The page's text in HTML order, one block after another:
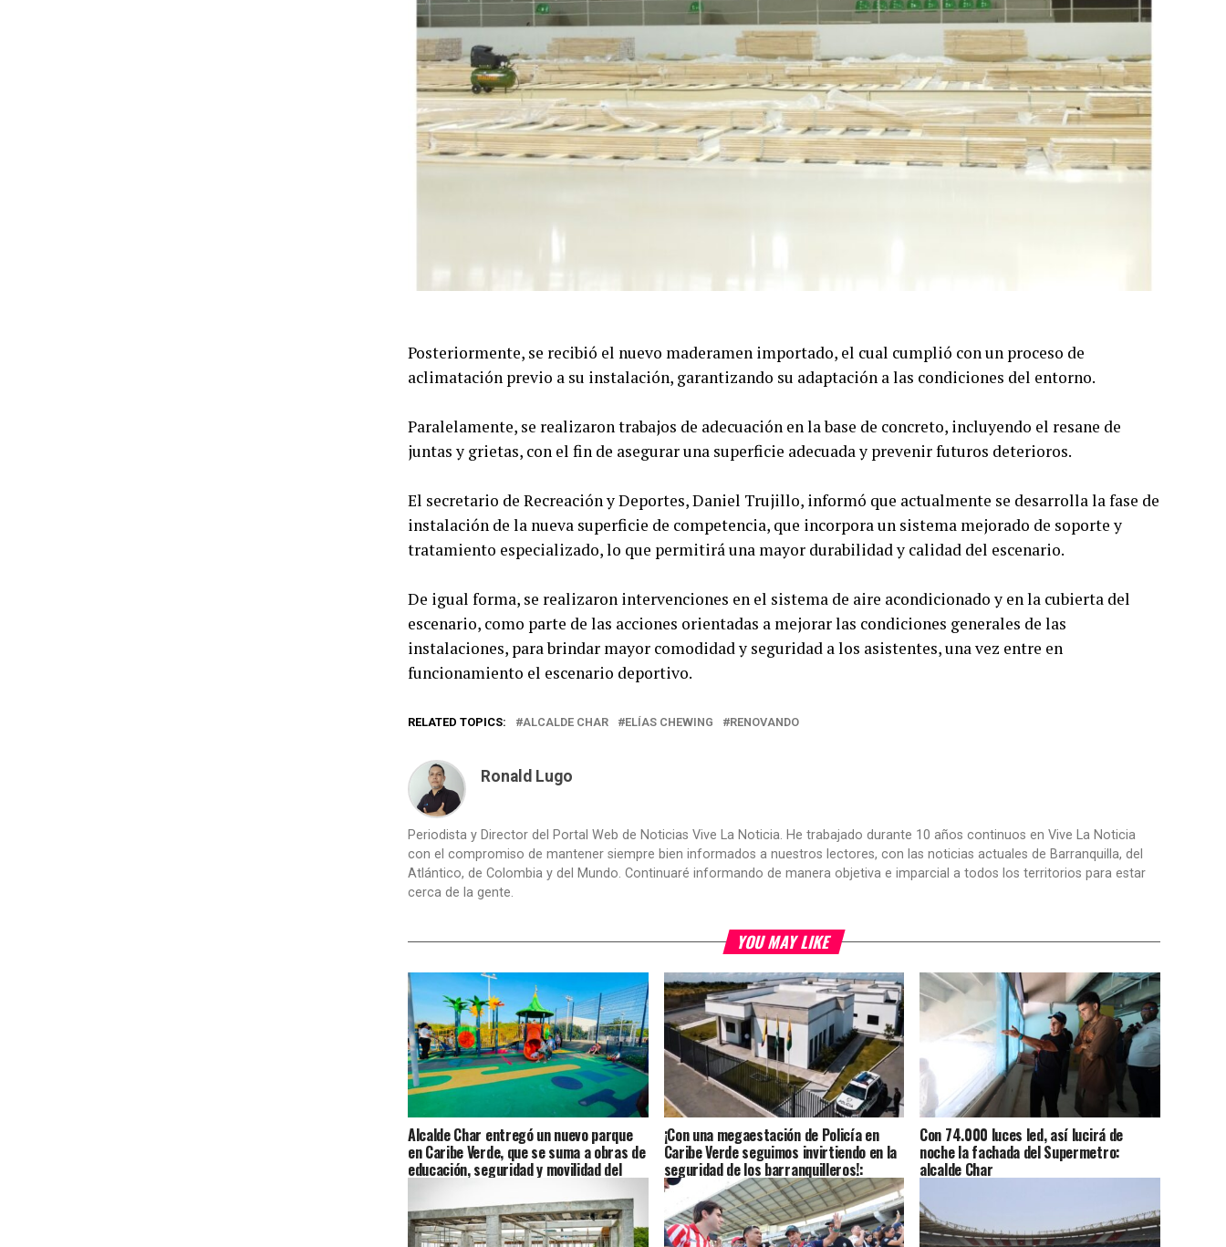
Posteriormente, se recibió el nuevo maderamen importado, el cual cumplió con un proceso de
aclimatación previo a su instalación, garantizando su adaptación a las condiciones del entorno.
Paralelamente, se realizaron trabajos de adecuación en la base de concreto, incluyendo el resane de
juntas y grietas, con el fin de asegurar una superficie adecuada y prevenir futuros deterioros.
El secretario de Recreación y Deportes, Daniel Trujillo, informó que actualmente se desarrolla la fase de
instalación de la nueva superficie de competencia, que incorpora un sistema mejorado de soporte y
tratamiento especializado, lo que permitirá una mayor durabilidad y calidad del escenario.
De igual forma, se realizaron intervenciones en el sistema de aire acondicionado y en la cubierta del
escenario, como parte de las acciones orientadas a mejorar las condiciones generales de las
instalaciones, para brindar mayor comodidad y seguridad a los asistentes, una vez entre en
funcionamiento el escenario deportivo.
RELATED TOPICS: ALCALDE CHAR ELÍAS CHEWING RENOVANDO
Ronald Lugo
Periodista y Director del Portal Web de Noticias Vive La Noticia. He trabajado durante 10 años continuos en Vive La Noticia
con el compromiso de mantener siempre bien informados a nuestros lectores, con las noticias actuales de Barranquilla, del
Atlántico, de Colombia y del Mundo. Continuaré informando de manera objetiva e imparcial a todos los territorios para estar
cerca de la gente.
YOU MAY LIKE
Alcalde Char entregó un nuevo parque
en Caribe Verde, que se suma a obras de
educación, seguridad y movilidad del
¡Con una megaestación de Policía en
Caribe Verde seguimos invirtiendo en la
seguridad de los barranquilleros!:
Alcalde Char
Con 74.000 luces led, así lucirá de
noche la fachada del Supermetro:
alcalde Char